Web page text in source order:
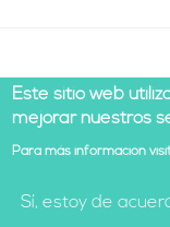
© 2021 Todos
Cookies
Este sitio web
mejorar nuestros
Para más información
Sí, estoy de